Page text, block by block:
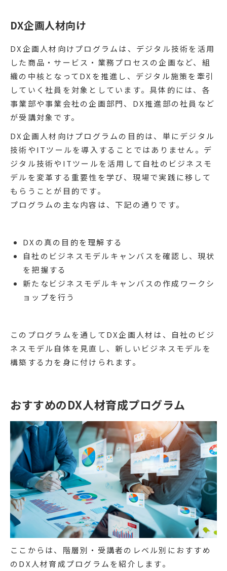
DX企画人材向け
DX企画人材向けプログラムは、デジタル技術を活用
した商品・サービス・業務プロセスの企画など、組
織の中核となってDXを推進し、デジタル施策を牽引
していく社員を対象としています。具体的には、各
事業部や事業会社の企画部門、DX推進部の社員など
が受講対象です。
DX企画人材向けプログラムの目的は、単にデジタル
技術やITツールを導入することではありません。デ
ジタル技術やITツールを活用して自社のビジネスモ
デルを変革する重要性を学び、現場で実践に移して
もらうことが目的です。
プログラムの主な内容は、下記の通りです。
DXの真の目的を理解する
自社のビジネスモデルキャンバスを確認し、現状
を把握する
新たなビジネスモデルキャンバスの作成ワークシ
ョップを行う
このプログラムを通してDX企画人材は、自社のビジ
ネスモデル自体を見直し、新しいビジネスモデルを
構築する力を身に付けられます。
おすすめのDX人材育成プログラム
ここからは、階層別・受講者のレベル別におすすめ
のDX人材育成プログラムを紹介します。